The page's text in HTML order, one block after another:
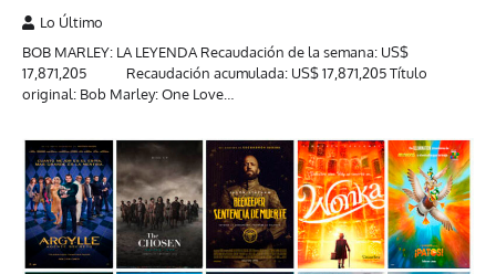
Lo Último
BOB MARLEY: LA LEYENDA Recaudación de la semana: US$
17,871,205 Recaudación acumulada: US$ 17,871,205 Título
original: Bob Marley: One Love…